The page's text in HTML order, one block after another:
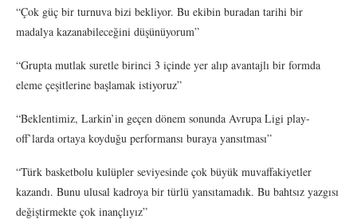
“Çok güç bir turnuva bizi bekliyor. Bu ekibin buradan tarihi bir
madalya kazanabileceğini düşünüyorum”
“Grupta mutlak suretle birinci 3 içinde yer alıp avantajlı bir formda
eleme çeşitlerine başlamak istiyoruz”
“Beklentimiz, Larkin’in geçen dönem sonunda Avrupa Ligi play-
off’larda ortaya koyduğu performansı buraya yansıtması”
“Türk basketbolu kulüpler seviyesinde çok büyük muvaffakiyetler
kazandı. Bunu ulusal kadroya bir türlü yansıtamadık. Bu bahtsız yazgısı
değiştirmekte çok inançlıyız”